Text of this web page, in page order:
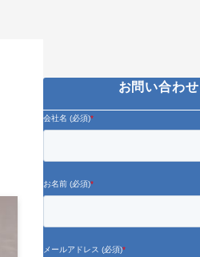
お問い合わせ